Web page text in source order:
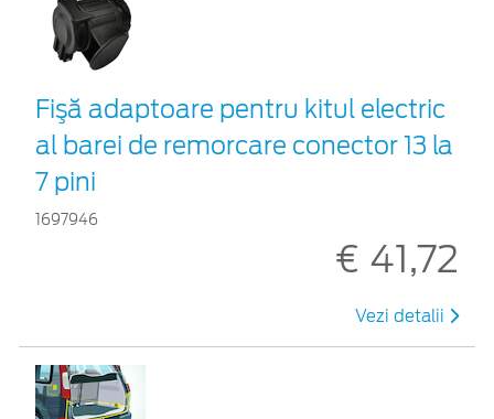
Fişă adaptoare pentru kitul electric
al barei de remorcare conector 13 la
7 pini
1697946
€ 41,72
Vezi detalii